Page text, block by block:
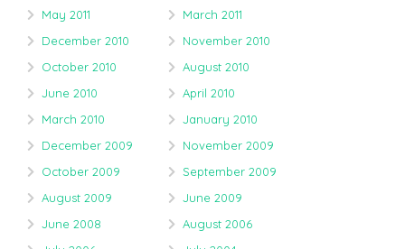
May 2011
March 2011
December 2010
November 2010
October 2010
August 2010
June 2010
April 2010
March 2010
January 2010
December 2009
November 2009
October 2009
September 2009
August 2009
June 2009
June 2008
August 2006